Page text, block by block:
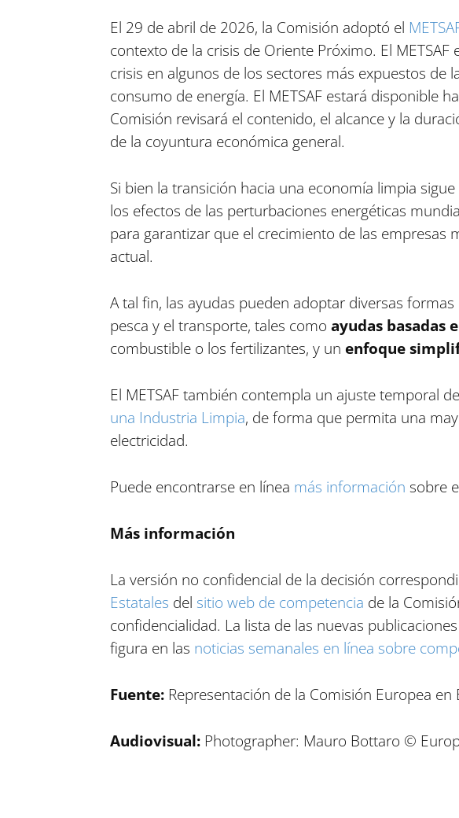
El 29 de abril de 2026, la Comisión adoptó el
contexto de la crisis de Oriente Próximo. El
crisis en algunos de los sectores más expuestos de
consumo de energía. El METSAF estará disponible
Comisión revisará el contenido, el alcance y la
de la coyuntura económica general.
Si bien la transición hacia una economía limpia
los efectos de las perturbaciones energéticas
para garantizar que el crecimiento de las empresas
actual.
A tal fin, las ayudas pueden adoptar diversas
pesca y el transporte, tales como ayudas basadas
combustible o los fertilizantes, y un enfoque
El METSAF también contempla un ajuste temporal
una Industria Limpia, de forma que permita una
electricidad.
Puede encontrarse en línea más información sobre
Más información
La versión no confidencial de la decisión
Estatales del sitio web de competencia de la
confidencialidad. La lista de las nuevas
figura en las noticias semanales en línea sobre
Fuente: Representación de la Comisión Europea en
Audiovisual: Photographer: Mauro Bottaro ©